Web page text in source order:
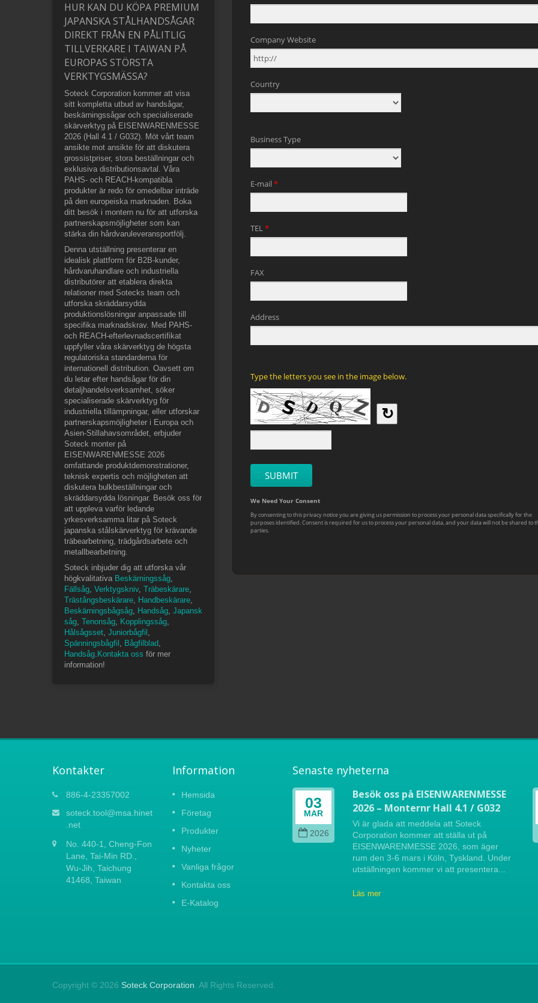
HUR KAN DU KÖPA PREMIUM
JAPANSKA STÅLHANDSÅGAR
DIREKT FRÅN EN PÅLITLIG
TILLVERKARE I TAIWAN PÅ
EUROPAS STÖRSTA
VERKTYGSMÄSSA?
Soteck Corporation kommer att visa
sitt kompletta utbud av handsågar,
beskärningssågar och specialiserade
skärverktyg på EISENWARENMESSE
2026 (Hall 4.1 / G032). Möt vårt team
ansikte mot ansikte för att diskutera
grossistpriser, stora beställningar och
exklusiva distributionsavtal. Våra
PAHS- och REACH-kompatibla
produkter är redo för omedelbar inträde
på den europeiska marknaden. Boka
ditt besök i montern nu för att utforska
partnerskapsmöjligheter som kan
stärka din hårdvaruleveransportfölj.
Denna utställning presenterar en
idealisk plattform för B2B-kunder,
hårdvaruhandlare och industriella
distributörer att etablera direkta
relationer med Sotecks team och
utforska skräddarsydda
produktionslösningar anpassade till
specifika marknadskrav. Med PAHS-
och REACH-efterlevnadscertifikat
uppfyller våra skärverktyg de högsta
regulatoriska standarderna för
internationell distribution. Oavsett om
du letar efter handsågar för din
detaljhandelsverksamhet, söker
specialiserade skärverktyg för
industriella tillämpningar, eller utforskar
partnerskapsmöjligheter i Europa och
Asien-Stillahavsområdet, erbjuder
Soteck monter på
EISENWARENMESSE 2026
omfattande produktdemonstrationer,
teknisk expertis och möjligheten att
diskutera bulkbeställningar och
skräddarsydda lösningar. Besök oss för
att uppleva varför ledande
yrkesverksamma litar på Soteck
japanska stålskärverktyg för krävande
träbearbetning, trädgårdsarbete och
metallbearbetning.
Soteck inbjuder dig att utforska vår
högkvalitativa Beskärningssåg,
Fällsåg, Verktygskniv, Träbeskärare,
Trästångsbeskärare, Handbeskärare,
Beskärningsbågsåg, Handsåg, Japansk
såg, Tenonsåg, Kopplingssåg,
Hålsågsset, Juniorbågfil ,
Spänningsbågfil , Bågfilblad,
Handsåg. Kontakta oss för mer
information!
Kontakter
886-4-23357002
soteck.tool@msa.hinet
.net
No. 440-1, Cheng-Fon
Lane, Tai-Min RD.,
Wu-Jih, Taichung
41468, Taiwan
Information
Hemsida
Företag
Produkter
Nyheter
Vanliga frågor
Kontakta oss
E-Katalog
Senaste nyheterna
15
APR
Vårens Carton Fair 2021
På grund av det nya coronavirusutbrottet i
utlandsaffärsresor. Vi beklagar att
meddela att vi inte kommer att delta i
Canton Fair...
Läs mer
03
MAR
2026
Besök oss på EISENWARENMESSE
2026 – Monternr Hall 4.1 / G032
Vi är glada att meddela att Soteck
Corporation kommer att ställa ut på
EISENWARENMESSE 2026, som äger
rum den 3-6 mars i Köln, Tyskland. Under
utställningen kommer vi att presentera...
Läs mer
Copyright © 2026 Soteck Corporation. All Rights Reserved.